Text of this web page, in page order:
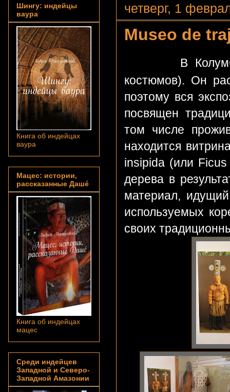
четверг, 1
Museo de
В
костюмов). Он
поэтому вся
посвящен
том числе
находится
insipida (или
дерева в
материал,
используемых
своих
Шингу: индейцы
ваура
Книга об индейцах
ваура
Мацес: истории,
рассказанные Дашé
Книга об индейцах
мацес
Среди индейцев
Западной и Северо-
Западной Амазонии